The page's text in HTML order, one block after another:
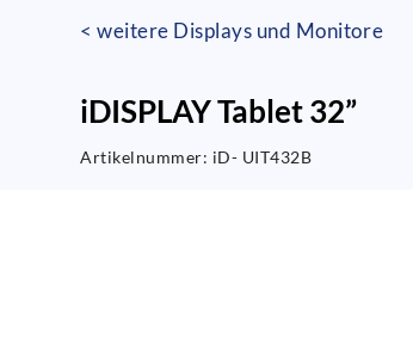
< weitere Displays und Monitore
iDISPLAY Tablet 32”
Artikelnummer: iD- UIT432B